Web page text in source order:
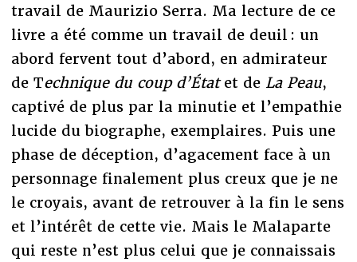
travail de Maurizio Serra. Ma lecture de ce
livre a été comme un travail de deuil : un
abord fervent tout d’abord, en admirateur
de Technique du coup d’Étatet de La Peau,
captivé de plus par la minutie et l’empathie
lucide du biographe, exemplaires. Puis une
phase de déception, d’agacement face à un
personnage finalement plus creux que je ne
le croyais, avant de retrouver à la fin le sens
et l’intérêt de cette vie. Mais le Malaparte
qui reste n’est plus celui que je connaissais